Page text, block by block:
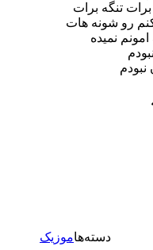
تنگه برات
رو شونه هات
نمیده
دسته‌هاموزیک